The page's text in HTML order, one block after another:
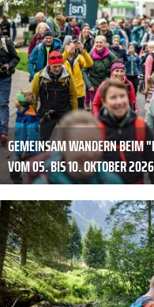
GEMEINSAM WANDERN BEIM
VOM 05. BIS 10. OKTOBER 2026